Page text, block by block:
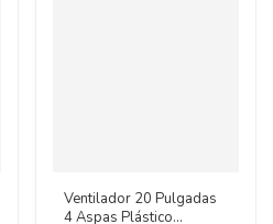
Ventilador 20 Pulgadas
4 Aspas Plástico